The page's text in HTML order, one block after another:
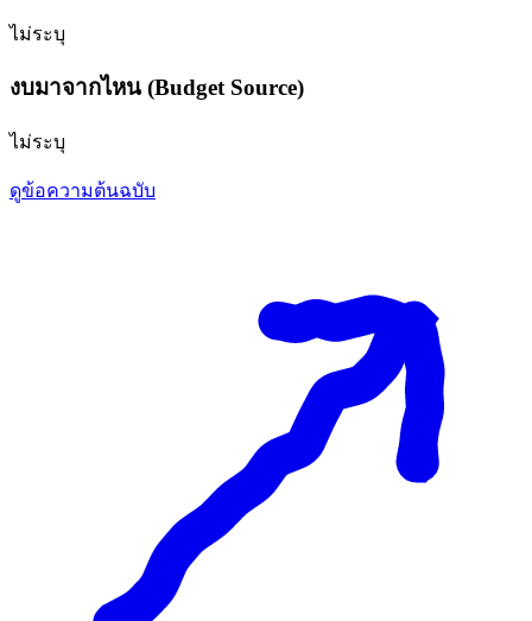
ไม่ระบุ
งบมาจากไหน (Budget Source)
ไม่ระบุ
ดูข้อความต้นฉบับ